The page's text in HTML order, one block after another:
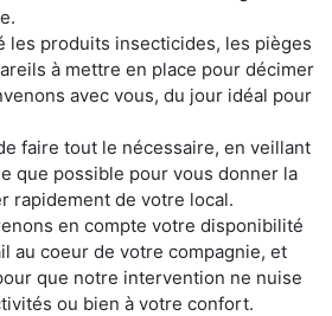
les produits insecticides, les pièges
à mettre en place pour décimer
avec vous, du jour idéal pour
faire tout le nécessaire, en veillant
que possible pour vous donner la
rapidement de votre local.
en compte votre disponibilité
au coeur de votre compagnie, et
que notre intervention ne nuise
ou bien à votre confort.